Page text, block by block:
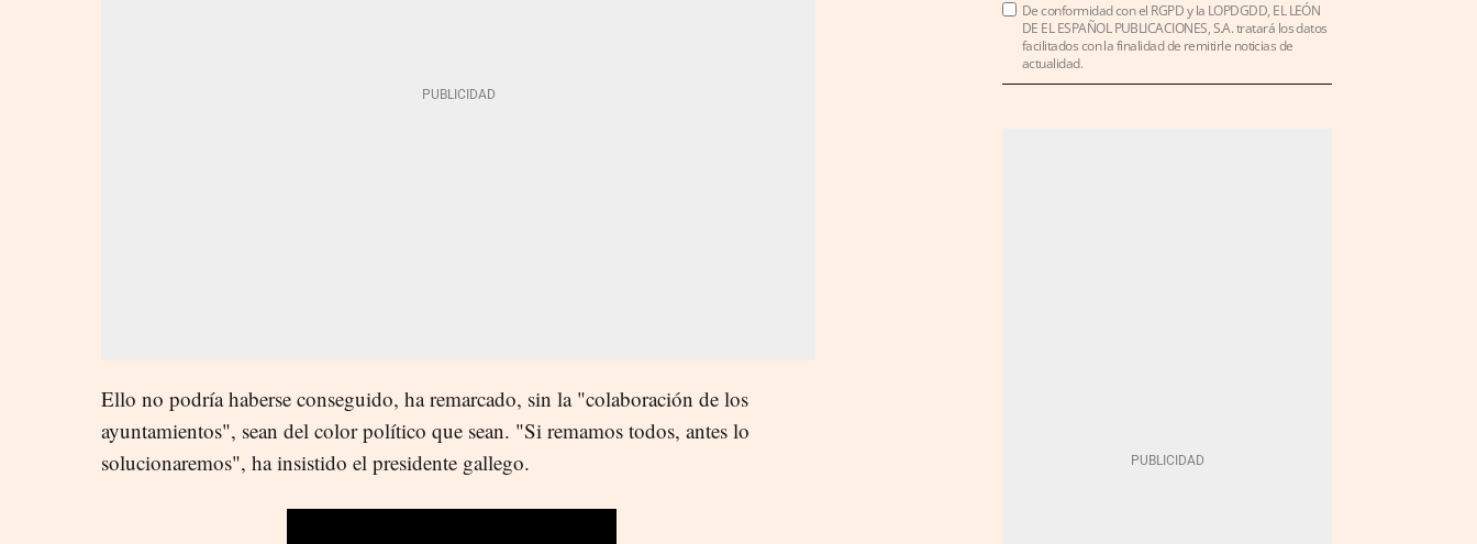
Ello no podría haberse conseguido, ha remarcado, sin la "colaboración de los
ayuntamientos", sean del color político que sean. "Si remamos todos, antes lo
solucionaremos", ha insistido el presidente gallego.
De conformidad con el RGPD y la LOPDGDD, EL LEÓN
DE EL ESPAÑOL PUBLICACIONES, S.A. tratará los datos
facilitados con la finalidad de remitirle noticias de
actualidad.